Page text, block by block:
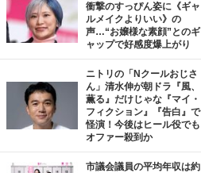
衝撃のすっぴん姿に《ギャ
ルメイクよりいい》の
声…“お嬢様な素顔”とのギ
ャップで好感度爆上がり
ニトリの「Nクールおじさ
ん」清水伸が朝ドラ『風、
薫る』だけじゃな『マイ・
フィクション』『告白』で
怪演！今後はヒール役でも
オファー殺到か
市議会議員の平均年収は約